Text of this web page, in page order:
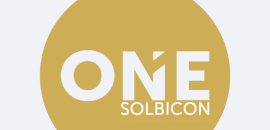
Confort
estilo de vida
Lujo
Sin Categoria
Tendencias del mercado